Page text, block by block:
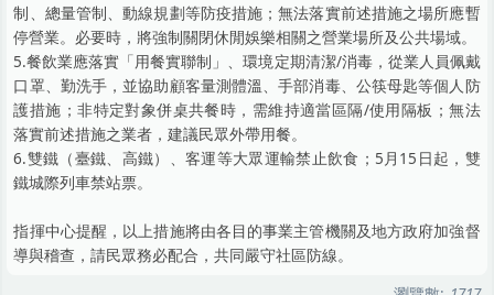
制、總量管制、動線規劃等防疫措施；無法落實前述措施之場所應暫
停營業。必要時，將強制關閉休閒娛樂相關之營業場所及公共場域。
5.餐飲業應落實「用餐實聯制」、環境定期清潔/消毒，從業人員佩戴
口罩、勤洗手，並協助顧客量測體溫、手部消毒、公筷母匙等個人防
護措施；非特定對象併桌共餐時，需維持適當區隔/使用隔板；無法
落實前述措施之業者，建議民眾外帶用餐。
6.雙鐵（臺鐵、高鐵）、客運等大眾運輸禁止飲食；5月15日起，雙
鐵城際列車禁站票。
指揮中心提醒，以上措施將由各目的事業主管機關及地方政府加強督
導與稽查，請民眾務必配合，共同嚴守社區防線。